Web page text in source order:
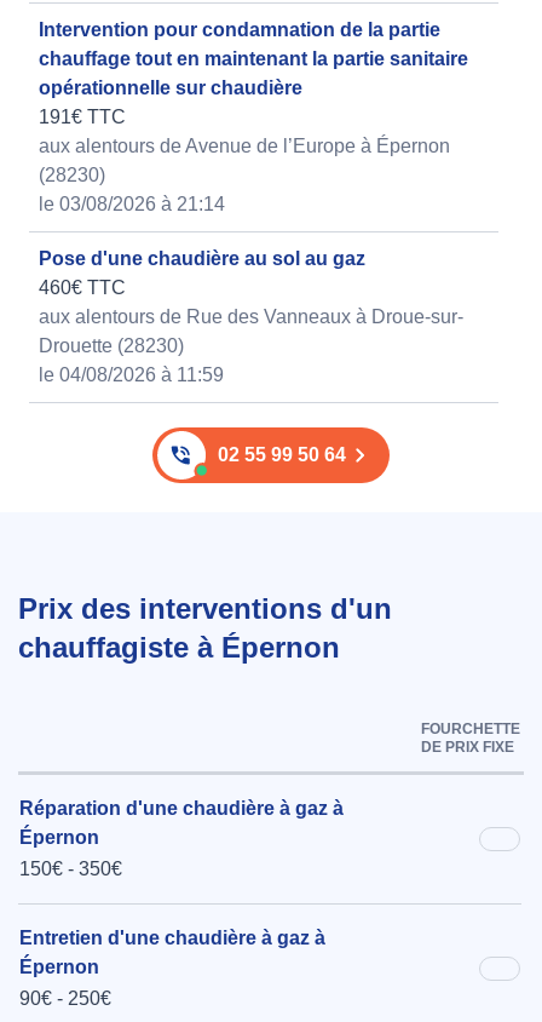
Intervention pour condamnation de la partie
chauffage tout en maintenant la partie sanitaire
opérationnelle sur chaudière
191€ TTC
aux alentours de Avenue de l’Europe à Épernon
(28230)
le 03/08/2026 à 21:14
Pose d'une chaudière au sol au gaz
460€ TTC
aux alentours de Rue des Vanneaux à Droue-sur-
Drouette (28230)
le 04/08/2026 à 11:59
02 55 99 50 64
Prix des interventions d'un
chauffagiste à Épernon
FOURCHETTE
DE PRIX FIXE
Réparation d'une chaudière à gaz à
Épernon
150€ - 350€
Entretien d'une chaudière à gaz à
Épernon
90€ - 250€